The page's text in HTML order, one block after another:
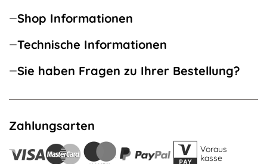
Shop Informationen
Technische Informationen
Sie haben Fragen zu Ihrer Bestellung?
Zahlungsarten
Voraus
kasse